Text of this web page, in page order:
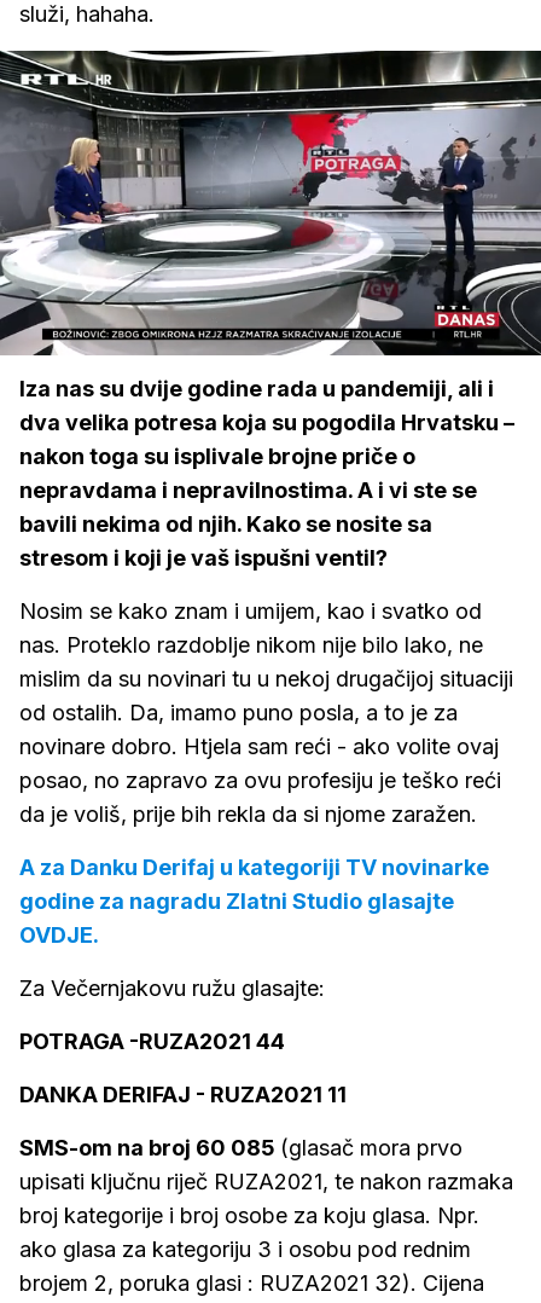
služi, hahaha.
Upali
zvuk
/
Loaded:
6.05%
Iza nas su dvije godine rada u pandemiji, ali i
dva velika potresa koja su pogodila Hrvatsku –
nakon toga su isplivale brojne priče o
nepravdama i nepravilnostima. A i vi ste se
bavili nekima od njih. Kako se nosite sa
stresom i koji je vaš ispušni ventil?
Nosim se kako znam i umijem, kao i svatko od
nas. Proteklo razdoblje nikom nije bilo lako, ne
mislim da su novinari tu u nekoj drugačijoj situaciji
od ostalih. Da, imamo puno posla, a to je za
novinare dobro. Htjela sam reći - ako volite ovaj
posao, no zapravo za ovu profesiju je teško reći
da je voliš, prije bih rekla da si njome zaražen.
A za Danku Derifaj u kategoriji TV novinarke
godine za nagradu Zlatni Studio glasajte
OVDJE.
Za Večernjakovu ružu glasajte:
POTRAGA -RUZA2021 44
DANKA DERIFAJ - RUZA2021 11
SMS-om na broj 60 085 (glasač mora prvo
upisati ključnu riječ RUZA2021, te nakon razmaka
broj kategorije i broj osobe za koju glasa. Npr.
ako glasa za kategoriju 3 i osobu pod rednim
brojem 2, poruka glasi : RUZA2021 32). Cijena